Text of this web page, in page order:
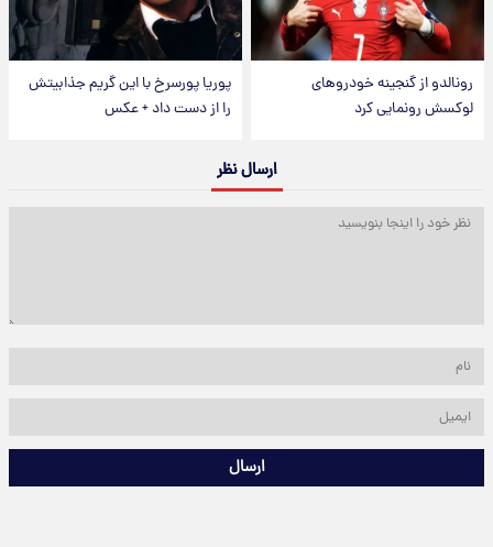
رونالدو از گنجینه خودروهای
لوکسش رونمایی کرد
پوریا پورسرخ با این گریم جذابیتش
را از دست داد + عکس
ارسال نظر
ارسال